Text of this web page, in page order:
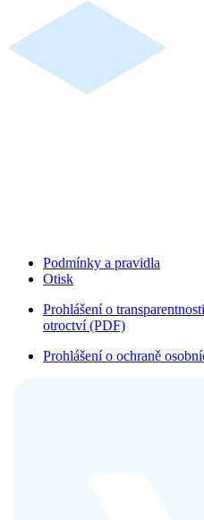
Podmínky a pravidla
Otisk
Prohlášení o
otroctví (PDF)
Prohlášení o ochraně